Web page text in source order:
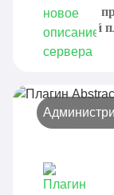
MiniMOTD
интересный